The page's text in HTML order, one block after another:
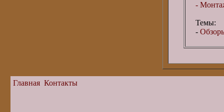
-
Темы:
-
Главная Контакты